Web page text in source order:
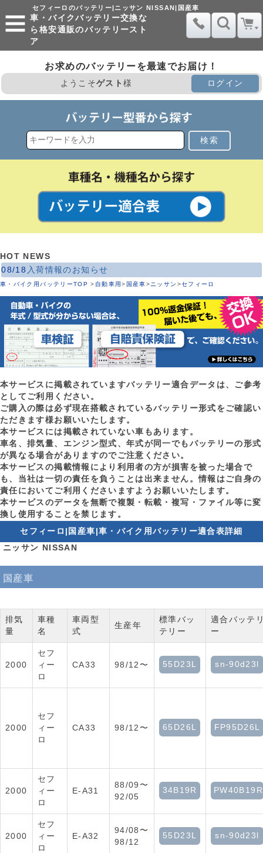
セフィーロのバッテリー|ニッサン NISSAN|国産車
車・バイクバッテリー交換な
ら格安通販のバッテリースト
ア
お求めのバッテリーを最速でお届け！
ようこそゲスト様 ログイン
検索
HOT NEWS
08/18 入荷情報のお知らせ
車・バイク用バッテリーTOP > 自動車用> 国産車>ニッサン >セフィーロ
本サービスに掲載されていますバッテリー適合データは、ご参考
としてご利用ください。
ご購入の際は必ず現在搭載されているバッテリー形式をご確認い
ただきます様お願いいたします。
本サービスには掲載されていない車もあります。
車名、排気量、エンジン型式、年式が同一でもバッテリーの形式
が異なる場合がありますのでご注意ください。
本サービスの掲載情報により利用者の方が損害を被った場合で
も、当社は一切の責任を負うことは出来ません。情報はご自身の
責任においてご利用くださいますようお願いいたします。
本サービスのデータを無断で複製・転載・複写・ファイル等に変
換し使用することを禁じます。
セフィーロ|国産車|車・バイク用バッテリー適合表詳細
ニッサン NISSAN
国産車
排気
量
車種
名
車両型
式
生産年
標準バッ
テリー
適合バッテ
ー
2000
セフ
ィー
ロ
CA33 98/12〜 55D23L sn-90d23l
2000
セフ
ィー
ロ
CA33 98/12〜 65D26L FP95D26L
2000
セフ
ィー
ロ
E-A31
88/09〜
92/05
34B19R PW40B19R
2000
セフ
ィー
ロ
E-A32
94/08〜
98/12
55D23L sn-90d23l